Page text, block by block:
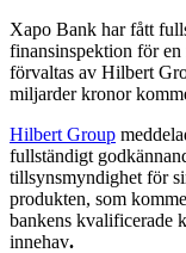
Xapo Bank har fått
finansinspektion för
förvaltas av Hilbert
miljarder kronor
Hilbert Group
fullständigt
tillsynsmyndighet för
produkten, som
bankens kvalificerade
innehav.